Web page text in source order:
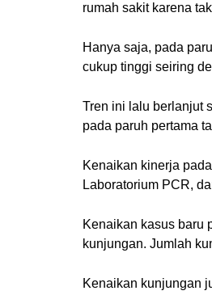
rumah sakit karena
Hanya saja, pada
cukup tinggi seiring
Tren ini lalu berlanjut
pada paruh pertama
Kenaikan kinerja
Laboratorium PCR,
Kenaikan kasus baru
kunjungan. Jumlah
Kenaikan kunjungan